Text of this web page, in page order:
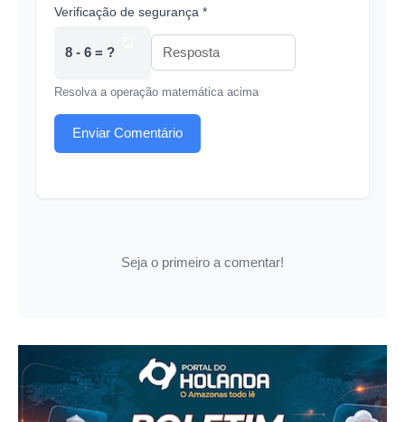
Verificação de segurança *
8 - 6 = ?
Resolva a operação matemática acima
Enviar Comentário
Seja o primeiro a comentar!